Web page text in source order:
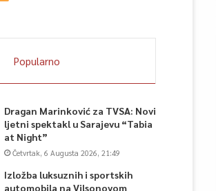
Popularno
Dragan Marinković za TVSA: Novi
ljetni spektakl u Sarajevu “Tabia
at Night”
Četvrtak, 6 Augusta 2026, 21:49
Izložba luksuznih i sportskih
automobila na Vilsonovom